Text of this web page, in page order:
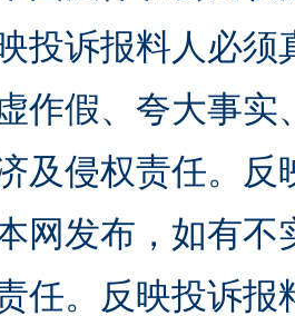
投诉报料人必
作假、夸大事
及侵权责任。
网发布，如有
任。反映投诉